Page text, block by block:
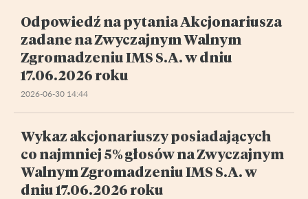
Odpowiedź na pytania Akcjonariusza
zadane na Zwyczajnym Walnym
Zgromadzeniu IMS S.A. w dniu
17.06.2026 roku
2026-06-30 14:44
Wykaz akcjonariuszy posiadających
co najmniej 5% głosów na Zwyczajnym
Walnym Zgromadzeniu IMS S.A. w
dniu 17.06.2026 roku